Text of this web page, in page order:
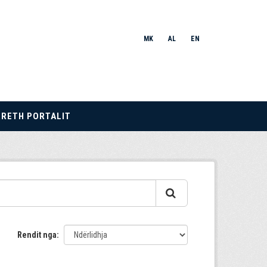
MK AL EN
PORTALIT
Rendit nga